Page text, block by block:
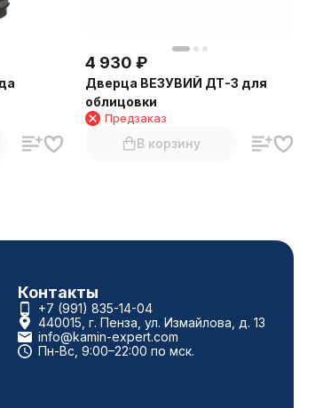
4 930 ₽
Дверца ВЕЗУВИЙ ДТ-3 для
облицовки
Предзаказ
В корзину
Контакты
+7 (991) 835-14-04
440015, г. Пенза, ул. Измайлова, д. 13
info@kamin-expert.com
Пн-Вс, 9:00–22:00 по мск.